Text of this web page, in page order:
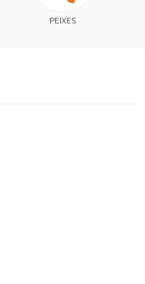
PEIXES